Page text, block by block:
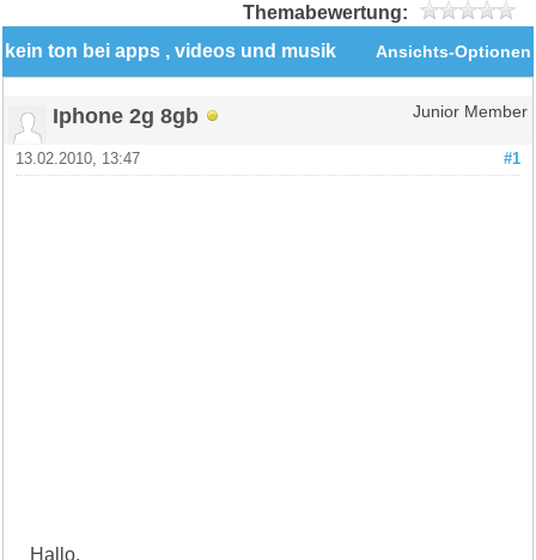
Themabewertung:
Ansichts-Optionen
kein ton bei apps , videos und musik
Iphone 2g 8gb Junior Member
#1
13.02.2010, 13:47
Hallo.